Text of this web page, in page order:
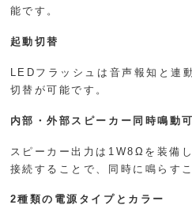
能です。
起動切替
LEDフラッシュは音声報知と連
切替が可能です。
内部・外部スピーカー同時鳴動
スピーカー出力は1W8Ωを装備
接続することで、同時に鳴らす
2種類の電源タイプとカラー